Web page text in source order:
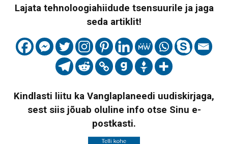
Lajata tehnoloogiahiidude tsensuurile ja jaga
seda artiklit!
Kindlasti liitu ka Vanglaplaneedi uudiskirjaga,
sest siis jõuab oluline info otse Sinu e-
postkasti.